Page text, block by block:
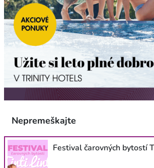
Nepremeškajte
Festival čarovných bytostí